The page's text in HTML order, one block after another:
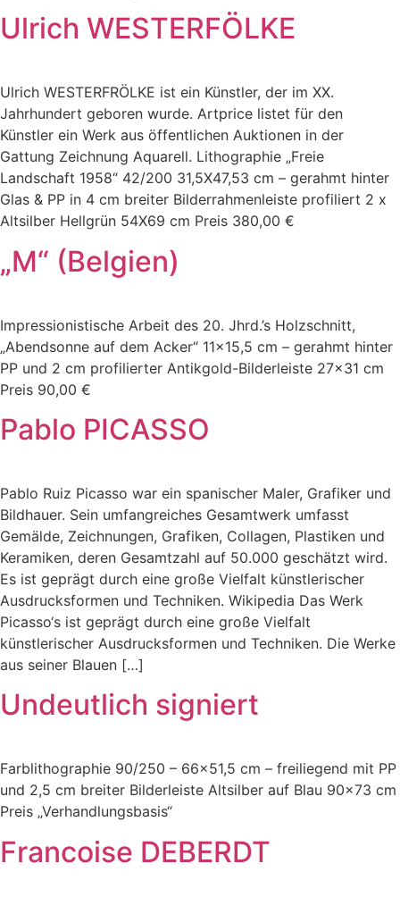
Ulrich WESTERFÖLKE
Ulrich WESTERFRÖLKE ist ein Künstler, der im XX.
Jahrhundert geboren wurde. Artprice listet für den
Künstler ein Werk aus öffentlichen Auktionen in der
Gattung Zeichnung Aquarell. Lithographie „Freie
Landschaft 1958“ 42/200 31,5X47,53 cm – gerahmt hinter
Glas & PP in 4 cm breiter Bilderrahmenleiste profiliert 2 x
Altsilber Hellgrün 54X69 cm Preis 380,00 €
„M“ (Belgien)
Impressionistische Arbeit des 20. Jhrd.’s Holzschnitt,
„Abendsonne auf dem Acker“ 11×15,5 cm – gerahmt hinter
PP und 2 cm profilierter Antikgold-Bilderleiste 27×31 cm
Preis 90,00 €
Pablo PICASSO
Pablo Ruiz Picasso war ein spanischer Maler, Grafiker und
Bildhauer. Sein umfangreiches Gesamtwerk umfasst
Gemälde, Zeichnungen, Grafiken, Collagen, Plastiken und
Keramiken, deren Gesamtzahl auf 50.000 geschätzt wird.
Es ist geprägt durch eine große Vielfalt künstlerischer
Ausdrucksformen und Techniken. Wikipedia Das Werk
Picasso‘s ist geprägt durch eine große Vielfalt
künstlerischer Ausdrucksformen und Techniken. Die Werke
aus seiner Blauen […]
Undeutlich signiert
Farblithographie 90/250 – 66×51,5 cm – freiliegend mit PP
und 2,5 cm breiter Bilderleiste Altsilber auf Blau 90×73 cm
Preis „Verhandlungsbasis“
Francoise DEBERDT